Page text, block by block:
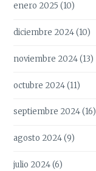
enero 2025 (10)
diciembre 2024(10)
noviembre 2024(13)
octubre 2024(11)
septiembre 2024(16)
agosto 2024(9)
julio 2024(6)